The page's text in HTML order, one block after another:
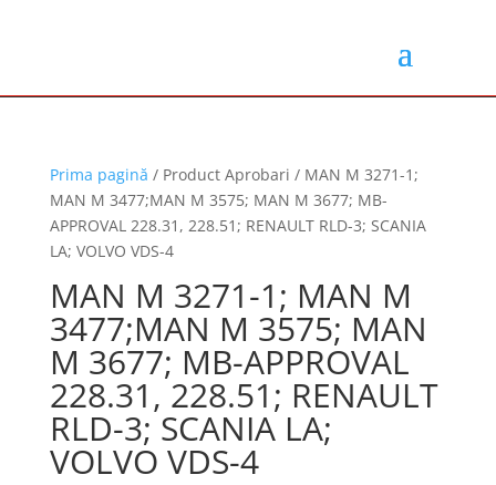
Prima pagină / Product Aprobari / MAN M 3271-1;
MAN M 3477;MAN M 3575; MAN M 3677; MB-
APPROVAL 228.31, 228.51; RENAULT RLD-3; SCANIA
LA; VOLVO VDS-4
MAN M 3271-1; MAN M
3477;MAN M 3575; MAN
M 3677; MB-APPROVAL
228.31, 228.51; RENAULT
RLD-3; SCANIA LA;
VOLVO VDS-4